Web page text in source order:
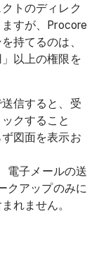
トのディレク
すが、Procore
持てるのは、
以上の権限を
信すると、受
クすること
図面を表示お
電子メールの送
クアップのみに
れません。